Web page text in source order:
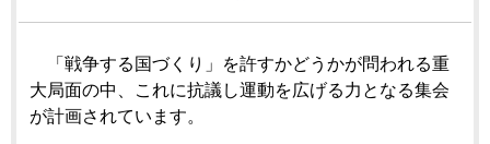
「戦争する国づくり」を許すかどうかが問われる重
大局面の中、これに抗議し運動を広げる力となる集会
が計画されています。